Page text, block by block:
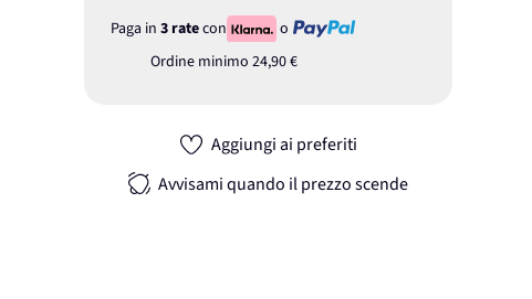
Paga in 3 ratecon
o
Ordine minimo 24,90 €
Aggiungi ai preferiti
Avvisami quando il prezzo scende